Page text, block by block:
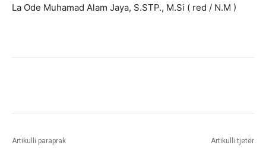
La Ode Muhamad Alam Jaya, S.STP., M.Si ( red / N.M )
Artikulli paraprak Artikulli tjetër